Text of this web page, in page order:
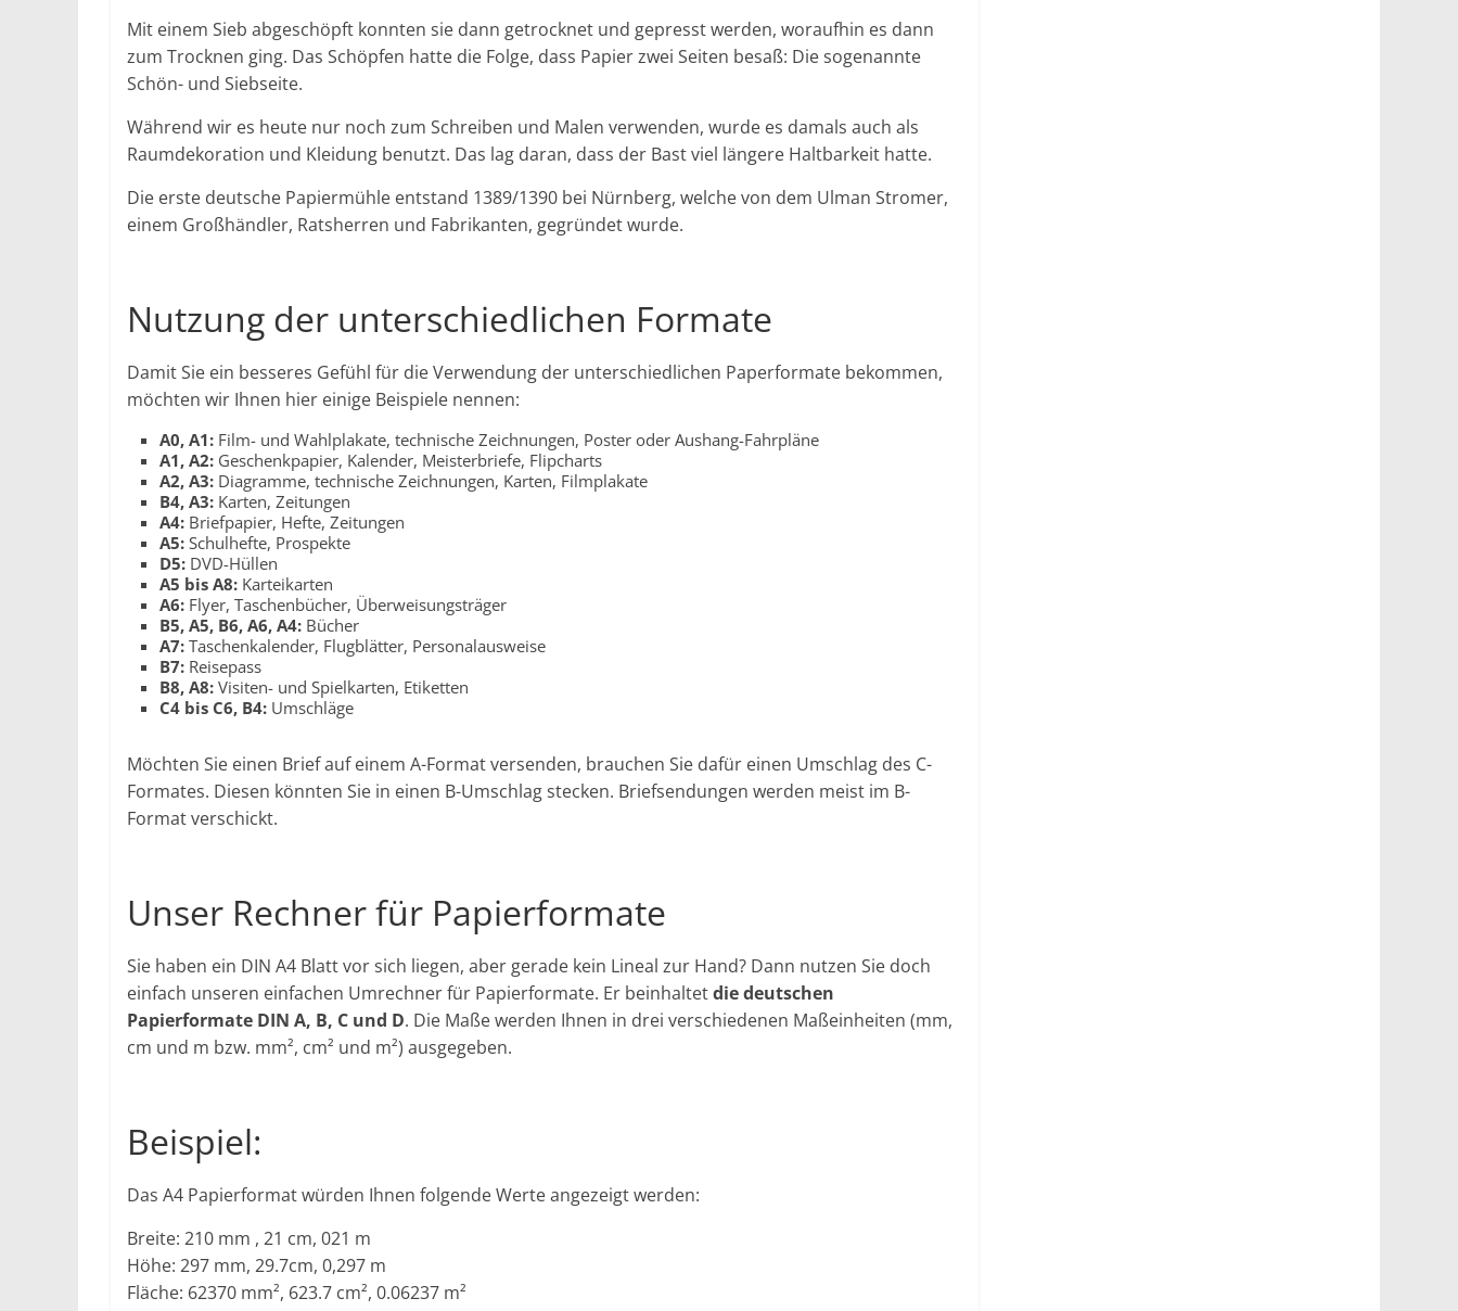
Mit einem Sieb abgeschöpft konnten sie dann getrocknet und gepresst werden, woraufhin es dann
zum Trocknen ging. Das Schöpfen hatte die Folge, dass Papier zwei Seiten besaß: Die sogenannte
Schön- und Siebseite.
Während wir es heute nur noch zum Schreiben und Malen verwenden, wurde es damals auch als
Raumdekoration und Kleidung benutzt. Das lag daran, dass der Bast viel längere Haltbarkeit hatte.
Die erste deutsche Papiermühle entstand 1389/1390 bei Nürnberg, welche von dem Ulman Stromer,
einem Großhändler, Ratsherren und Fabrikanten, gegründet wurde.
Nutzung der unterschiedlichen Formate
Damit Sie ein besseres Gefühl für die Verwendung der unterschiedlichen Paperformate bekommen,
möchten wir Ihnen hier einige Beispiele nennen:
A0, A1: Film- und Wahlplakate, technische Zeichnungen, Poster oder Aushang-Fahrpläne
A1, A2: Geschenkpapier, Kalender, Meisterbriefe, Flipcharts
A2, A3: Diagramme, technische Zeichnungen, Karten, Filmplakate
B4, A3: Karten, Zeitungen
A4: Briefpapier, Hefte, Zeitungen
A5: Schulhefte, Prospekte
D5: DVD-Hüllen
A5 bis A8: Karteikarten
A6: Flyer, Taschenbücher, Überweisungsträger
B5, A5, B6, A6, A4: Bücher
A7: Taschenkalender, Flugblätter, Personalausweise
B7: Reisepass
B8, A8: Visiten- und Spielkarten, Etiketten
C4 bis C6, B4: Umschläge
Möchten Sie einen Brief auf einem A-Format versenden, brauchen Sie dafür einen Umschlag des C-
Formates. Diesen könnten Sie in einen B-Umschlag stecken. Briefsendungen werden meist im B-
Format verschickt.
Unser Rechner für Papierformate
Sie haben ein DIN A4 Blatt vor sich liegen, aber gerade kein Lineal zur Hand? Dann nutzen Sie doch
einfach unseren einfachen Umrechner für Papierformate. Er beinhaltetdie deutschen
Papierformate DIN A, B, C und D. Die Maße werden Ihnen in drei verschiedenen Maßeinheiten (mm,
cm und m bzw. mm², cm² und m²) ausgegeben.
Beispiel:
Das A4 Papierformat würden Ihnen folgende Werte angezeigt werden:
Breite: 210 mm , 21 cm, 021 m
Höhe: 297 mm, 29.7cm, 0,297 m
Fläche: 62370 mm², 623.7 cm², 0.06237 m²